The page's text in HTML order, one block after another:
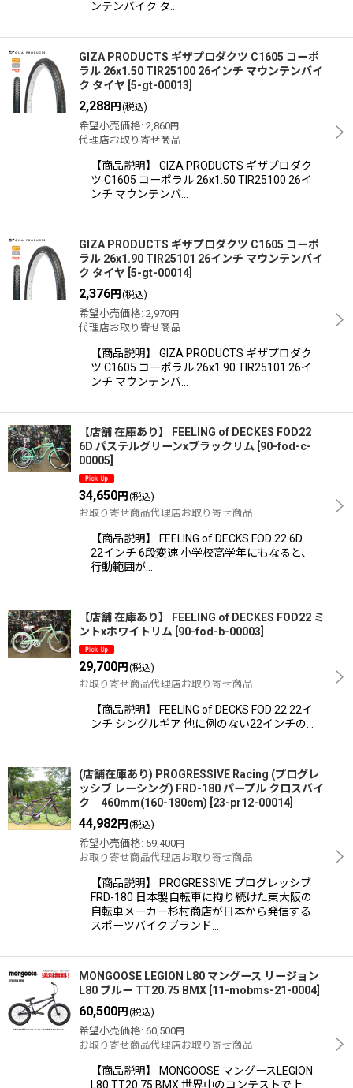
ンテンバイク タ…
GIZA PRODUCTS ギザプロダクツ C1605 コーポ
ラル 26x1.50 TIR25100 26インチ マウンテンバイ
ク タイヤ 5-gt-00013
2,288円 (税込)
希望小売価格: 2,860円
代理店お取り寄せ商品
【商品説明】 GIZA PRODUCTS ギザプロダク
ツ C1605 コーポラル 26x1.50 TIR25100 26イ
ンチ マウンテンバ…
GIZA PRODUCTS ギザプロダクツ C1605 コーポ
ラル 26x1.90 TIR25101 26インチ マウンテンバイ
ク タイヤ 5-gt-00014
2,376円 (税込)
希望小売価格: 2,970円
代理店お取り寄せ商品
【商品説明】 GIZA PRODUCTS ギザプロダク
ツ C1605 コーポラル 26x1.90 TIR25101 26イ
ンチ マウンテンバ…
【店舗 在庫あり】 FEELING of DECKES FOD22
6D パステルグリーンxブラックリム 90-fod-c-
00005
34,650円 (税込)
お取り寄せ商品代理店お取り寄せ商品
【商品説明】 FEELING of DECKS FOD 22 6D
22インチ 6段変速 小学校高学年にもなると、
行動範囲が…
【店舗 在庫あり】 FEELING of DECKES FOD22 ミ
ントxホワイトリム 90-fod-b-00003
29,700円 (税込)
お取り寄せ商品代理店お取り寄せ商品
【商品説明】 FEELING of DECKS FOD 22 22イ
ンチ シングルギア 他に例のない22インチの…
(店舗在庫あり) PROGRESSIVE Racing (プログレ
ッシブ レーシング) FRD-180 パープル クロスバイ
ク 460mm(160-180cm) 23-pr12-00014
44,982円 (税込)
希望小売価格: 59,400円
お取り寄せ商品代理店お取り寄せ商品
【商品説明】 PROGRESSIVE プログレッシブ
FRD-180 日本製自転車に拘り続けた東大阪の
自転車メーカー杉村商店が日本から発信する
スポーツバイクブランド…
MONGOOSE LEGION L80 マングース リージョン
L80 ブルー TT20.75 BMX 11-mobms-21-0004
60,500円 (税込)
希望小売価格: 60,500円
お取り寄せ商品代理店お取り寄せ商品
【商品説明】 MONGOOSE マングースLEGION
L80 TT20.75 BMX 世界中のコンテストで上